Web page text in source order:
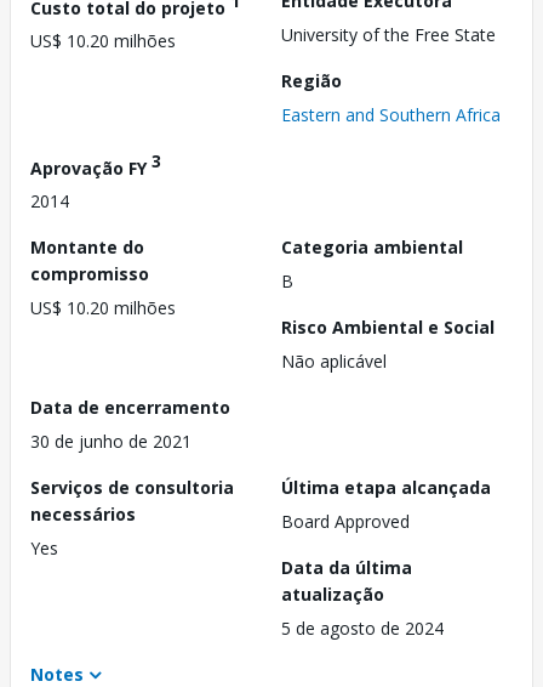
Custo total do projeto
US$ 10.20 milhões
University of the Free State
Região
Eastern and Southern Africa
Aprovação FY3
2014
Montante do
compromisso
US$ 10.20 milhões
Categoria ambiental
B
Risco Ambiental e Social
Não aplicável
Data de encerramento
30 de junho de 2021
Serviços de consultoria
necessários
Yes
Última etapa alcançada
Board Approved
Data da última
atualização
5 de agosto de 2024
Notes